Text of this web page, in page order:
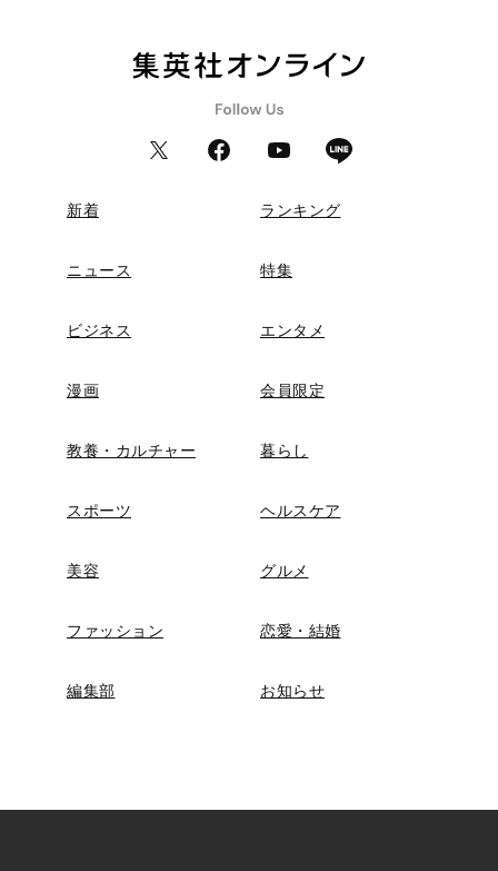
新着 ランキング
ニュース 特集
ビジネス エンタメ
漫画 会員限定
教養・カルチャー 暮らし
スポーツ ヘルスケア
美容 グルメ
ファッション 恋愛・結婚
編集部 お知らせ